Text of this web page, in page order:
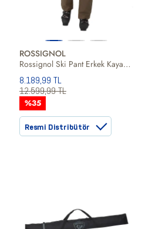
ROSSIGNOL
Rossignol Ski Pant Erkek Kayak Pantolonu
8.189,99 TL
12.599,99 TL
%35
Resmi Distribütör